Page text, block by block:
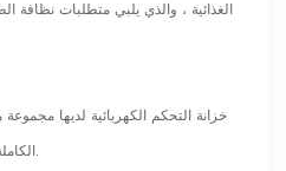
الغذائية ، والذي يلبي متطلبات نظافة
خزانة التحكم الكهربائية لديها
الكاملة لضمان التشغيل الآمن للمعدات.